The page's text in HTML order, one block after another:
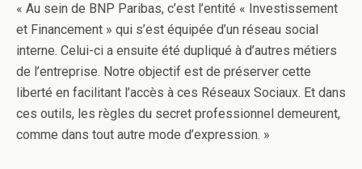
c
e
o
o
k
i
t
e
n
k
d
I
n
a
i
r
t
g
e
r
« Au sein de BNP Paribas, c’est l’entité « Investissement
et Financement » qui s’est équipée d’un réseau social
interne. Celui-ci a ensuite été dupliqué à d’autres métiers
de l’entreprise. Notre objectif est de préserver cette
liberté en facilitant l’accès à ces Réseaux Sociaux. Et dans
ces outils, les règles du secret professionnel demeurent,
comme dans tout autre mode d’expression. »